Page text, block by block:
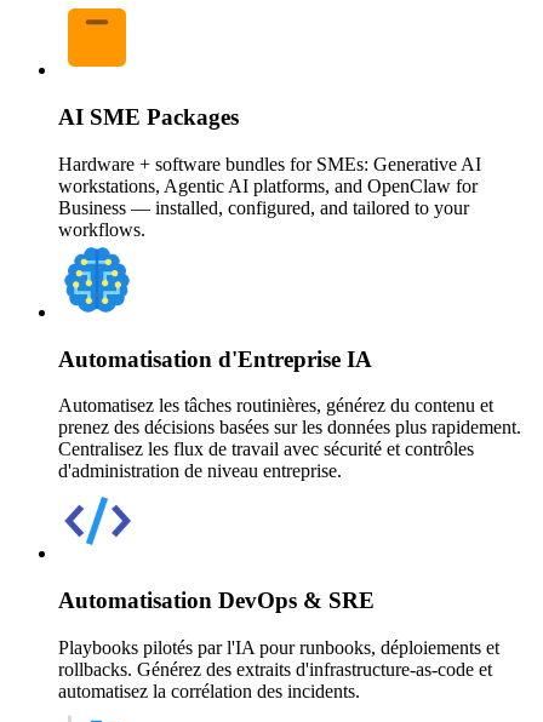
AI SME Packages
Hardware + software bundles for SMEs: Generative AI
workstations, Agentic AI platforms, and OpenClaw for
Business — installed, configured, and tailored to your
workflows.
Automatisation d'Entreprise IA
Automatisez les tâches routinières, générez du contenu et
prenez des décisions basées sur les données plus rapidement.
Centralisez les flux de travail avec sécurité et contrôles
d'administration de niveau entreprise.
Automatisation DevOps & SRE
Playbooks pilotés par l'IA pour runbooks, déploiements et
rollbacks. Générez des extraits d'infrastructure-as-code et
automatisez la corrélation des incidents.